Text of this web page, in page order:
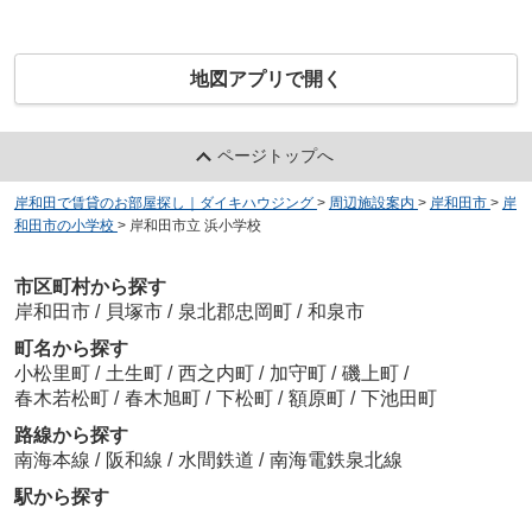
地図アプリで開く
ページトップへ
岸和田で賃貸のお部屋探し｜ダイキハウジング > 周辺施設案内 > 岸和田市 > 岸
和田市の小学校 > 岸和田市立 浜小学校
市区町村から探す
岸和田市 / 貝塚市 / 泉北郡忠岡町 / 和泉市
町名から探す
小松里町 / 土生町 / 西之内町 / 加守町 / 磯上町 /
春木若松町 / 春木旭町 / 下松町 / 額原町 / 下池田町
路線から探す
南海本線 / 阪和線 / 水間鉄道 / 南海電鉄泉北線
駅から探す